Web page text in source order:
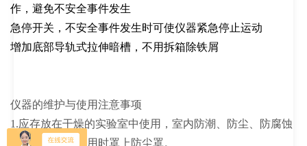
作，避免不安全事件发生
急停开关，不安全事件发生时可使仪器紧急停止运动
增加底部导轨式拉伸暗槽，不用拆箱除铁屑
仪器的维护与使用注意事项
1.应存放在干燥的实验室中使用，室内防潮、防尘、防腐蚀
性气体，暂不使用时罩上防尘罩。